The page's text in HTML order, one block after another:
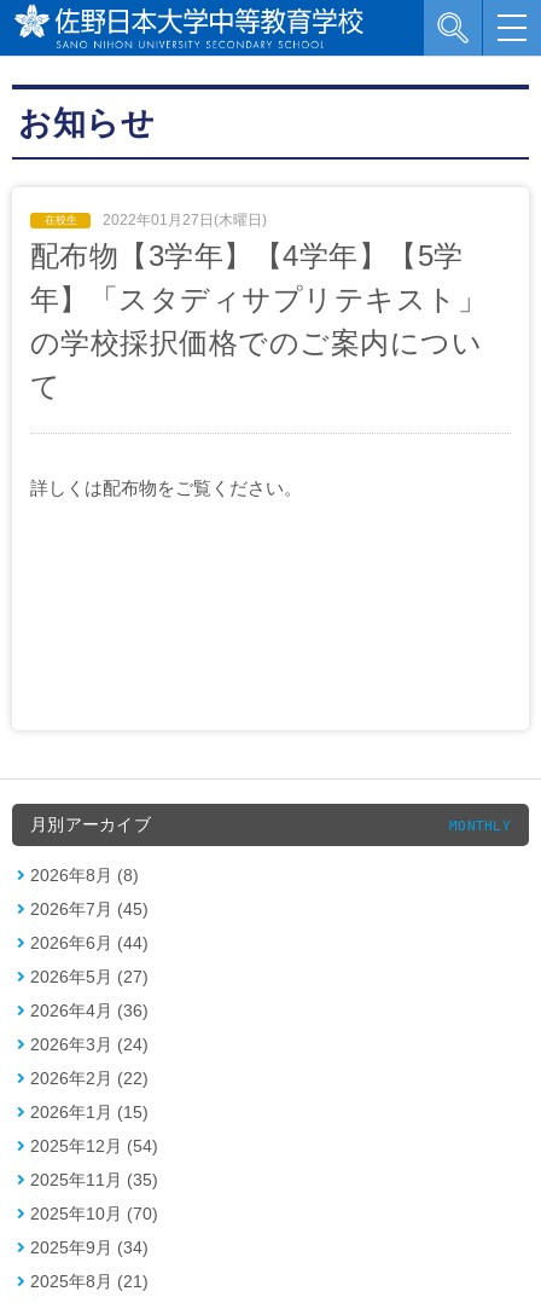
お知らせ
2022年01月27日(木曜日)
配布物【3学年】【4学年】【5学
年】「スタディサプリテキスト」
の学校採択価格でのご案内につい
て
詳しくは配布物をご覧ください。
月別アーカイブ MONTHLY
2026年8月 (8)
2026年7月 (45)
2026年6月 (44)
2026年5月 (27)
2026年4月 (36)
2026年3月 (24)
2026年2月 (22)
2026年1月 (15)
2025年12月 (54)
2025年11月 (35)
2025年10月 (70)
2025年9月 (34)
2025年8月 (21)